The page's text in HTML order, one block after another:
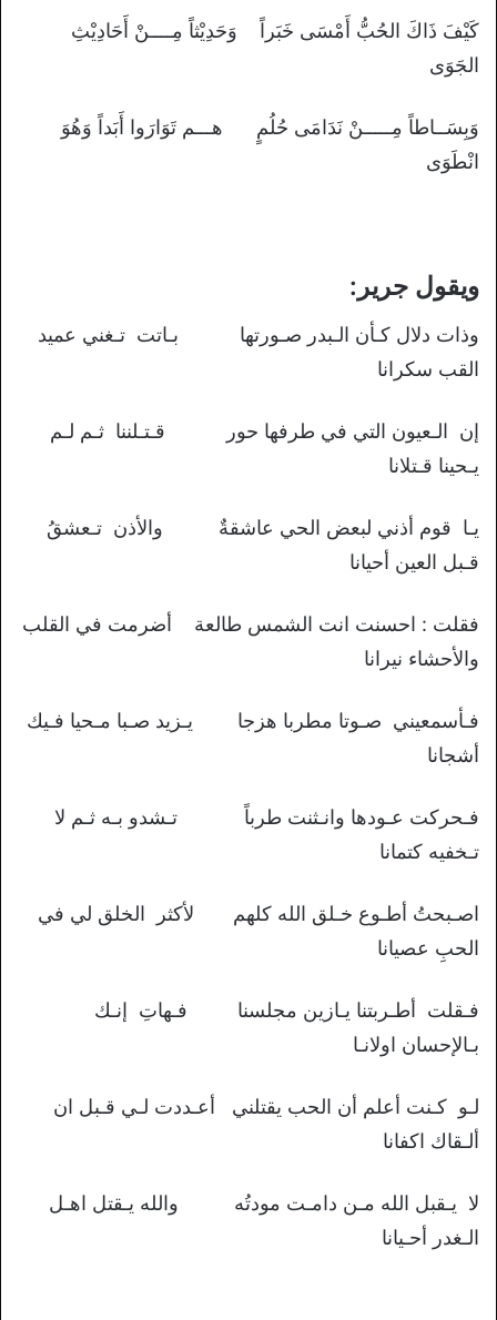
كَيْفَ ذَاكَ الحُبُّ أَمْسَى خَبَراً وَحَدِيْثاً مِــــنْ أَحَادِيْثِ
الجَوَى
وَبِسَــاطاً مِـــــنْ نَدَامَى حُلُمٍ هـــم تَوَارَوا أَبَداً وَهُوَ
انْطَوَى
ويقول جرير:
وذات دلال كـأن الـبدر صـورتها بـاتت تـغني عميد
القب سكرانا
إن الـعيون التي في طرفها حور قـتـلننا ثـم لـم
يـحينا قـتلانا
يـا قوم أذني لبعض الحي عاشقةٌ والأذن تـعشقُ
قـبل العين أحيانا
فقلت : احسنت انت الشمس طالعة أضرمت في القلب
والأحشاء نيرانا
فـأسمعيني صـوتا مطربا هزجا يـزيد صـبا مـحيا فـيك
أشجانا
فـحركت عـودها وانـثنت طرباً تـشدو بـه ثـم لا
تـخفيه كتمانا
اصـبحتُ أطـوع خـلق الله كلهم لأكثر الخلق لي في
الحبِ عصيانا
فـقلت أطـربتنا يـازين مجلسنا فـهاتِ إنـك
بـالإحسان اولانـا
لـو كـنت أعلم أن الحب يقتلني أعـددت لـي قـبل ان
ألـقاك اكفانا
لا يـقبل الله مـن دامـت مودتُه والله يـقتل اهـل
الـغدر أحـيانا